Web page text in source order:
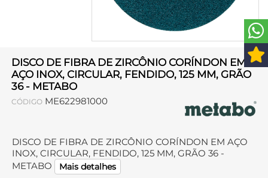
DISCO DE FIBRA DE ZIRCÔNIO CORÍNDON EM
AÇO INOX, CIRCULAR, FENDIDO, 125 MM, GRÃO
36 - METABO
CÓDIGO ME622981000
DISCO DE FIBRA DE ZIRCÔNIO CORÍNDON EM AÇO
INOX, CIRCULAR, FENDIDO, 125 MM, GRÃO 36 -
METABO
Mais detalhes